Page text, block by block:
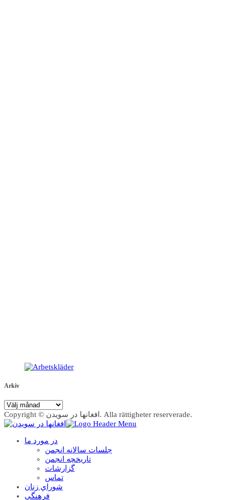
Arkiv
Arkiv
Copyright © افغانها در سویدن. Alla rättigheter reserverade.
در مورد ما
جلسات سالانه انجمن
تاریخچه انجمن
گزارشات
تماس
شوراي زنان
فرهنگي